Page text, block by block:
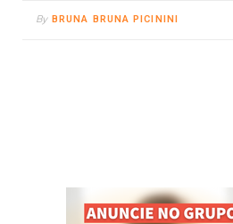
By BRUNA BRUNA PICININI